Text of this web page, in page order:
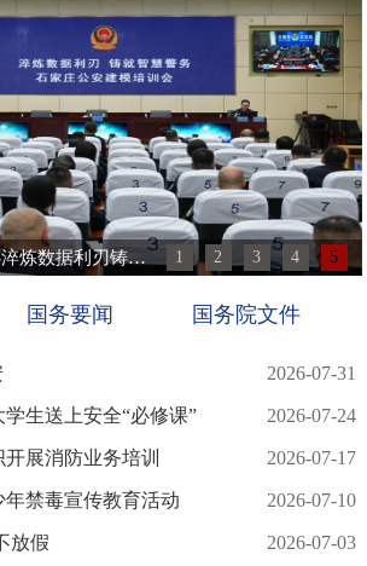
石家庄市公安局举办淬炼数据利刃铸就智慧警务建模培训... 1 2 3 4 5
国务要闻 国务院文件
2026-07-31
生送上安全“必修课” 2026-07-24
展消防业务培训 2026-07-17
禁毒宣传教育活动 2026-07-10
放假 2026-07-03